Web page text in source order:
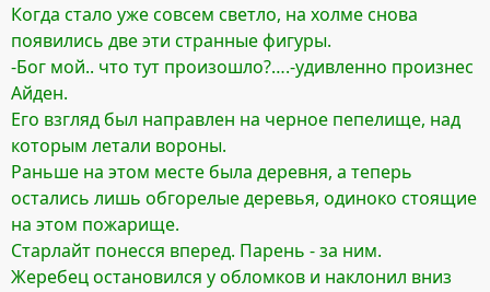
Когда стало уже совсем светло, на холме снова
появились две эти странные фигуры.
-Бог мой.. что тут произошло?….-удивленно произнес
Айден.
Его взгляд был направлен на черное пепелище, над
которым летали вороны.
Раньше на этом месте была деревня, а теперь
остались лишь обгорелые деревья, одиноко стоящие
на этом пожарище.
Старлайт понесся вперед. Парень - за ним.
Жеребец остановился у обломков и наклонил вниз